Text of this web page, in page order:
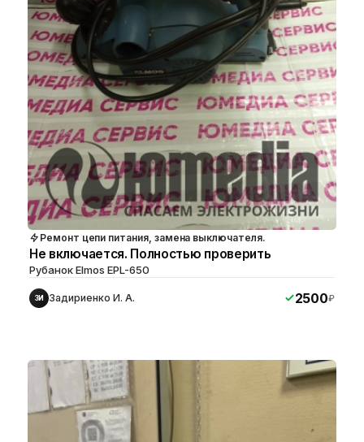
Ремонт цепи питания, замена выключателя.
Не включается. Полностью проверить
Рубанок Elmos EPL-650
ЗИ Задириенко И. А. 2500₽